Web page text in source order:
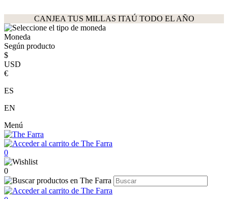
CANJEA TUS MILLAS ITAÚ TODO EL AÑO
Moneda
Según producto
$
USD
€
ES
EN
Menú
0
0